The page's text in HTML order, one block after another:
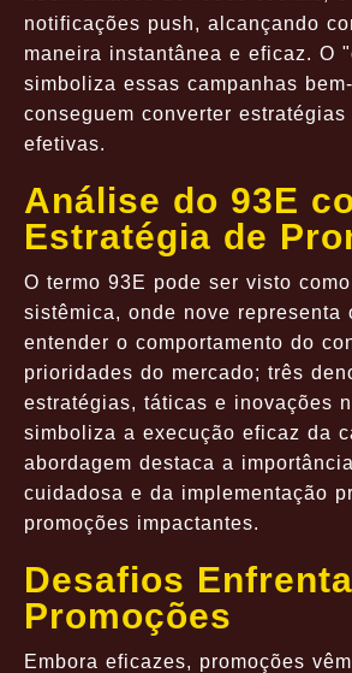
notificações push, alcançando
maneira instantânea e eficaz. O
simboliza essas campanhas
conseguem converter estratégias
efetivas.
Análise do 93E
Estratégia de
O termo 93E pode ser visto
sistêmica, onde nove representa
entender o comportamento do
prioridades do mercado; três
estratégias, táticas e inovações
simboliza a execução eficaz da
abordagem destaca a
cuidadosa e da implementação
promoções impactantes.
Desafios
Promoções
Embora eficazes, promoções